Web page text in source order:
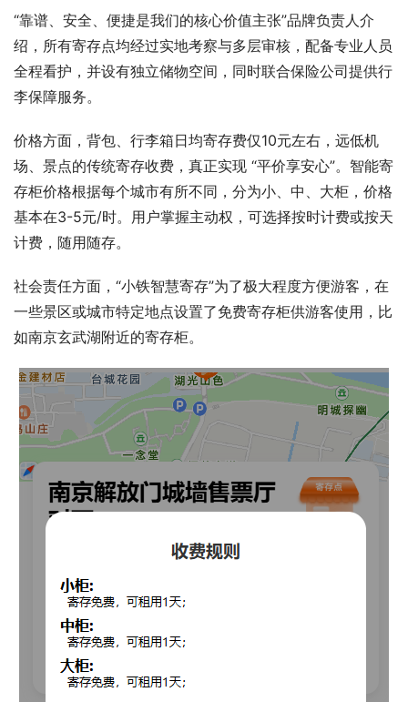
“靠谱、安全、便捷是我们的核心价值主张”品牌负责人介
绍，所有寄存点均经过实地考察与多层审核，配备专业人员
全程看护，并设有独立储物空间，同时联合保险公司提供行
李保障服务。
价格方面，背包、行李箱日均寄存费仅10元左右，远低机
场、景点的传统寄存收费，真正实现 “平价享安心”。智能寄
存柜价格根据每个城市有所不同，分为小、中、大柜，价格
基本在3-5元/时。用户掌握主动权，可选择按时计费或按天
计费，随用随存。
社会责任方面，“小铁智慧寄存”为了极大程度方便游客，在
一些景区或城市特定地点设置了免费寄存柜供游客使用，比
如南京玄武湖附近的寄存柜。